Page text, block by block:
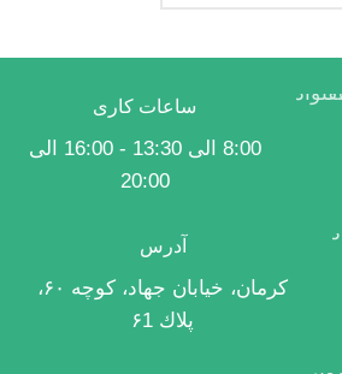
آدرس
كرمان، خیابان جهاد، كوچه ۶۰،
پلاك ۶1
ساعات کاری
8:00 الی 13:30 - 16:00 الی
20:00